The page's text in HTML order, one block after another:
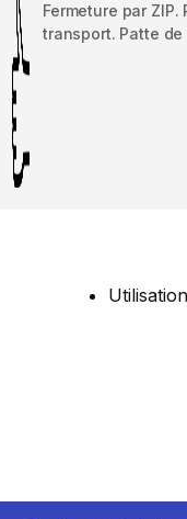
Fermeture par ZIP.
transport. Patte